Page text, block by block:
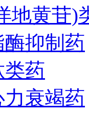
地黄苷)
抑制药
药
衰竭药